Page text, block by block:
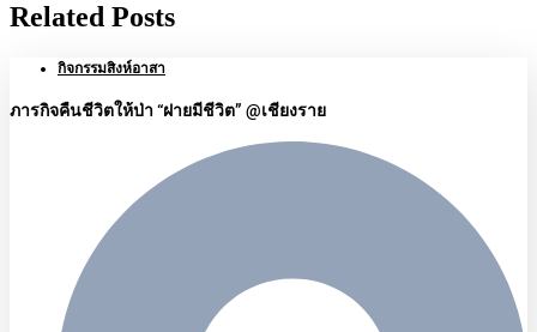
Related Posts
กิจกรรมสิงห์อาสา
ภารกิจคืนชีวิตให้ป่า “ฝายมีชีวิต” @เชียงราย